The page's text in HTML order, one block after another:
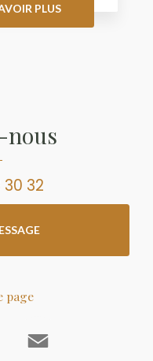
PLUS
nous
32
page